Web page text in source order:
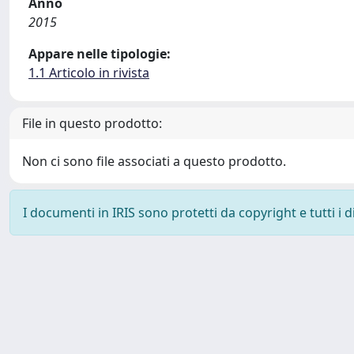
2015
Appare nelle tipologie:
1.1 Articolo in rivista
File in questo prodotto:
Non ci sono file associati a questo prodotto.
I documenti in IRIS sono protetti da copyright e tutti i